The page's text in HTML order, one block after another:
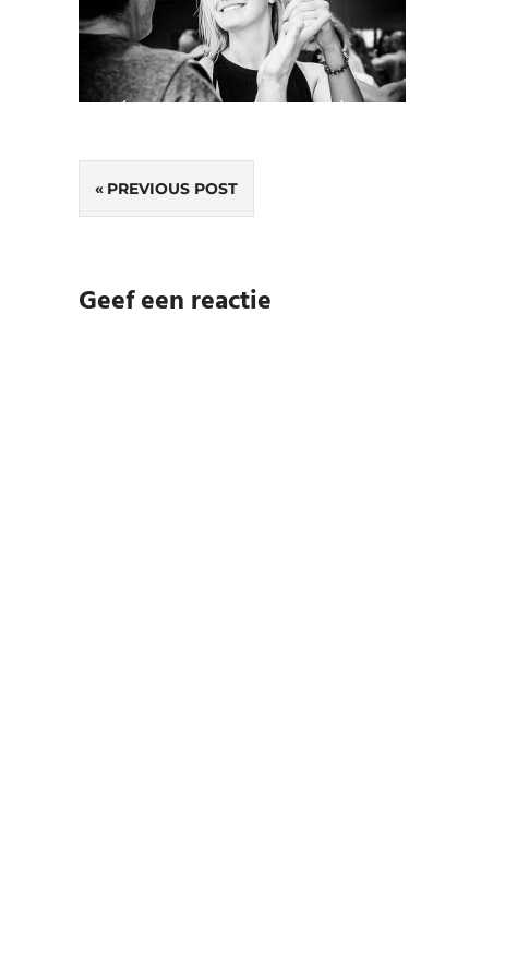
Bericht
navigatie
PREVIOUS POST
Geef een reactie